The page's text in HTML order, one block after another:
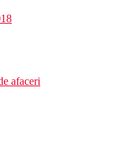
afaceri